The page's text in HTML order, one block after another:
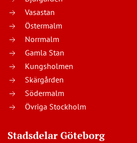
Vasastan
Östermalm
Norrmalm
Gamla Stan
Kungsholmen
Skärgården
Södermalm
Övriga Stockholm
Stadsdelar Göteborg